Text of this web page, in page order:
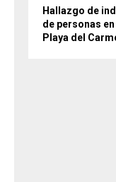
Hallazgo de
de personas
Playa del